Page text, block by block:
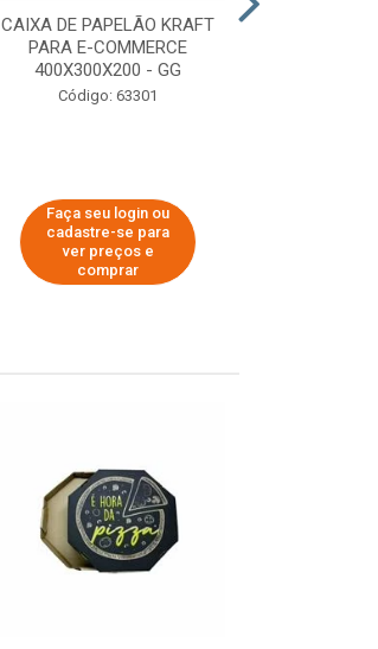
CAIXA DE PAPELÃO KRAFT
PARA E-COMMERCE
400X300X200 - GG
Código: 63301
Faça seu login ou
cadastre-se para
ver preços e
comprar